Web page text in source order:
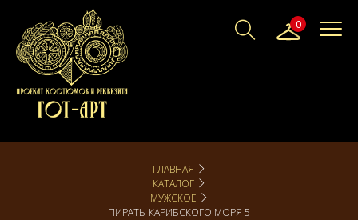
0
ГЛАВНАЯ
КАТАЛОГ
МУЖСКОЕ
ПИРАТЫ КАРИБСКОГО МОРЯ 5